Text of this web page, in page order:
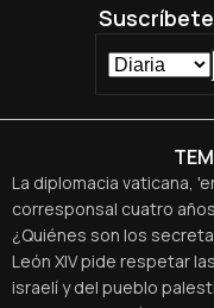
La diplomacia vaticana,
corresponsal cuatro años
¿Quiénes son los
León XIV pide respetar
israelí y del pueblo